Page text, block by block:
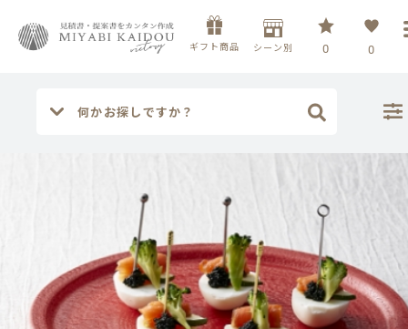
ギフト商品 シーン別 0 0